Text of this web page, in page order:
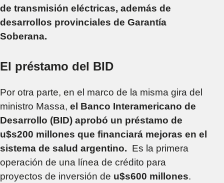
de transmisión eléctricas, además de
desarrollos provinciales de Garantía
Soberana.
El préstamo del BID
Por otra parte, en el marco de la misma gira del
ministro Massa, el Banco Interamericano de
Desarrollo (BID) aprobó un préstamo de
u$s200 millones que financiará mejoras en el
sistema de salud argentino. Es la primera
operación de una línea de crédito para
proyectos de inversión de u$s600 millones.